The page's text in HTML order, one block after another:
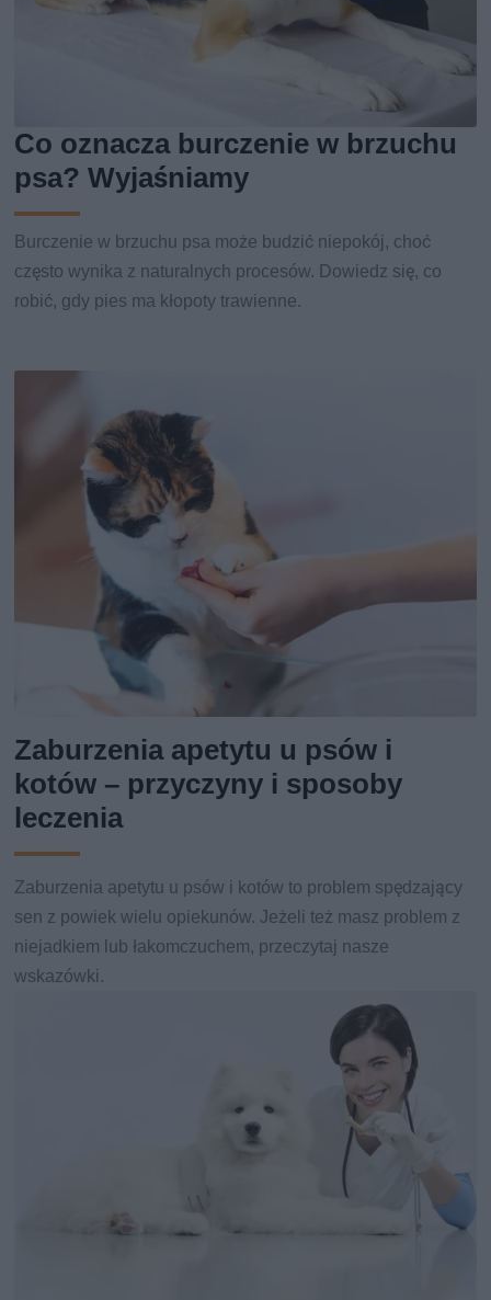
Co oznacza burczenie w brzuchu
psa? Wyjaśniamy
Burczenie w brzuchu psa może budzić niepokój, choć
często wynika z naturalnych procesów. Dowiedz się, co
robić, gdy pies ma kłopoty trawienne.
Zaburzenia apetytu u psów i
kotów – przyczyny i sposoby
leczenia
Zaburzenia apetytu u psów i kotów to problem spędzający
sen z powiek wielu opiekunów. Jeżeli też masz problem z
niejadkiem lub łakomczuchem, przeczytaj nasze
wskazówki.